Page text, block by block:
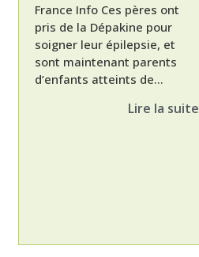
France Info Ces pères ont
pris de la Dépakine pour
soigner leur épilepsie, et
sont maintenant parents
d’enfants atteints de...
Lire la suite